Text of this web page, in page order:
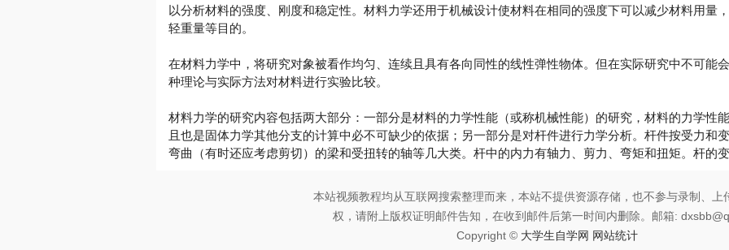
以分析材料的强度、刚度和稳定性。材料力学还用于机械设计使材料在相同的强度下可以减少材料用量
轻重量等目的。
在材料力学中，将研究对象被看作均匀、连续且具有各向同性的线性弹性物体。但在实际研究中不可能
种理论与实际方法对材料进行实验比较。
材料力学的研究内容包括两大部分：一部分是材料的力学性能（或称机械性能）的研究，材料的力学性
且也是固体力学其他分支的计算中必不可缺少的依据；另一部分是对杆件进行力学分析。杆件按受力和
弯曲（有时还应考虑剪切）的梁和受扭转的轴等几大类。杆中的内力有轴力、剪力、弯矩和扭矩。杆的
本站视频教程均从互联网搜索整理而来，本站不提供资源存储，也不参与录制、上
权，请附上版权证明邮件告知，在收到邮件后第一时间内删除。邮箱:
Copyright © 大学生自学网 网站统计